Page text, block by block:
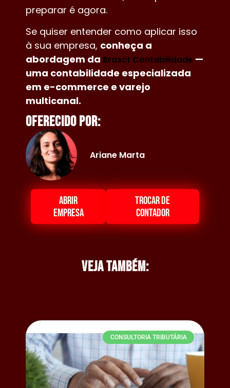
preparar é agora.
Se quiser entender como aplicar isso
à sua empresa, conheça a
abordagem da Brasct Contabilidade —
uma contabilidade especializada
em e-commerce e varejo
multicanal.
Oferecido por:
Ariane Marta
ABRIR
EMPRESA
TROCAR DE
CONTADOR
Veja também:
CONSULTORIA TRIBUTÁRIA